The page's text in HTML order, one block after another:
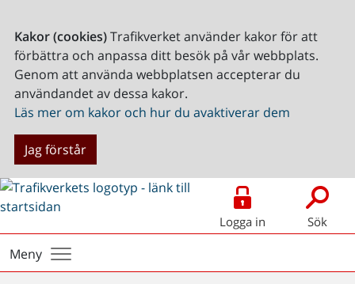
Kakor (cookies)Trafikverket använder kakor för att
förbättra och anpassa ditt besök på vår webbplats.
Genom att använda webbplatsen accepterar du
användandet av dessa kakor.
Läs mer om kakor och hur du avaktiverar dem
Jag förstår
Logga in Sök
Meny